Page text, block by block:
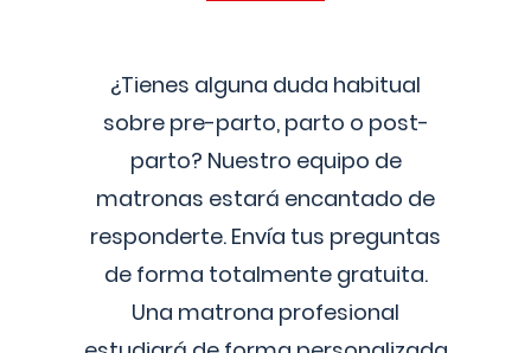
¿Tienes alguna duda habitual
sobre pre-parto, parto o post-
parto? Nuestro equipo de
matronas estará encantado de
responderte. Envía tus preguntas
de forma totalmente gratuita.
Una matrona profesional